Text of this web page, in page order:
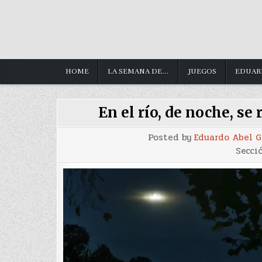
HOME LA SEMANA DE… JUEGOS
En el río, de noche,
Posted by Eduardo Abel